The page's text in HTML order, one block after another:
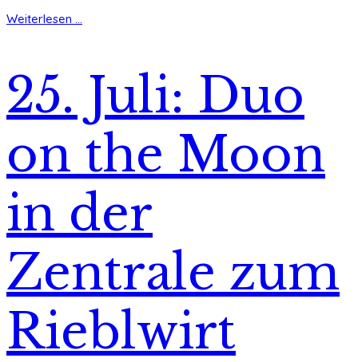
Weiterlesen ...
25. Juli: Duo
on the Moon
in der
Zentrale zum
Rieblwirt